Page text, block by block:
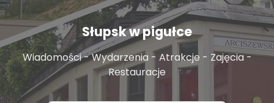
Słupsk w pigułce
Wiadomości - Wydarzenia - Atrakcje - Zajęcia -
Restauracje